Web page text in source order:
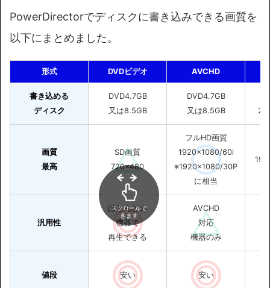
PowerDirectorでディスクに書き込みできる画質を
以下にまとめました。
形式 DVDビデオ AVCHD
書き込める
ディスク
DVD4.7GB
又は8.5GB
DVD4.7GB
又は8.5GB
画質
最高
SD画質
720×480
フルHD画質
1920×1080/60i
※1920×1080/30P
に相当
汎用性
ほとんどの
機器で
再生できる
AVCHD
対応
機器のみ
値段 安い 安い
スクロールで
きます